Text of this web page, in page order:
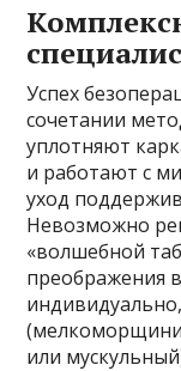
Успех
сочетании
уплотняют
и работают с
уход
Невозможно
«волшебной
преображения
или